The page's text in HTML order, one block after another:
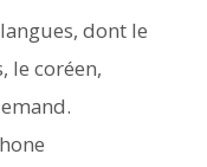
dont le
le coréen,